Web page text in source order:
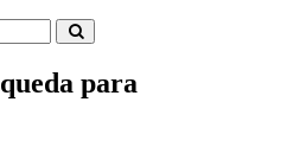
para